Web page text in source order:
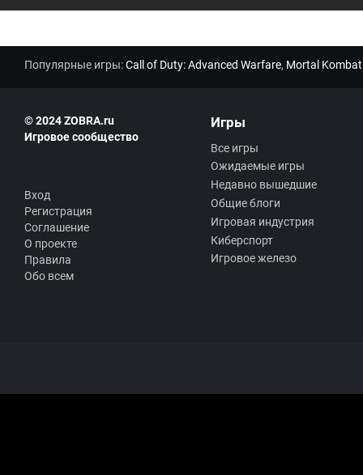
Популярные игры:Call of Duty: Advanced Warfare, Mortal
© 2024 ZOBRA.ru
Игровое сообщество
Вход
Регистрация
Соглашение
О проекте
Правила
Обо всем
Игры
Все игры
Ожидаемые игры
Недавно вышедшие
Общие блоги
Игровая индустрия
Киберспорт
Игровое железо